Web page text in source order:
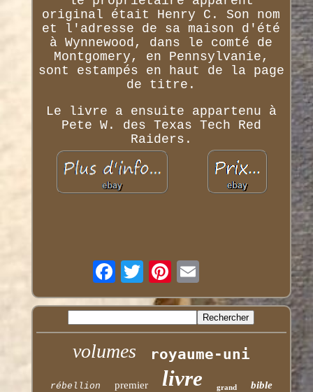
original était Henry C. Son nom
et l'adresse de sa maison d'été
à Wynnewood, dans le comté de
Montgomery, en Pennsylvanie,
sont estampés en haut de la page
de titre.
Le livre a ensuite appartenu à
Pete W. des Texas Tech Red
Raiders.
volumes royaume-uni
rébellion premier livre grand bible